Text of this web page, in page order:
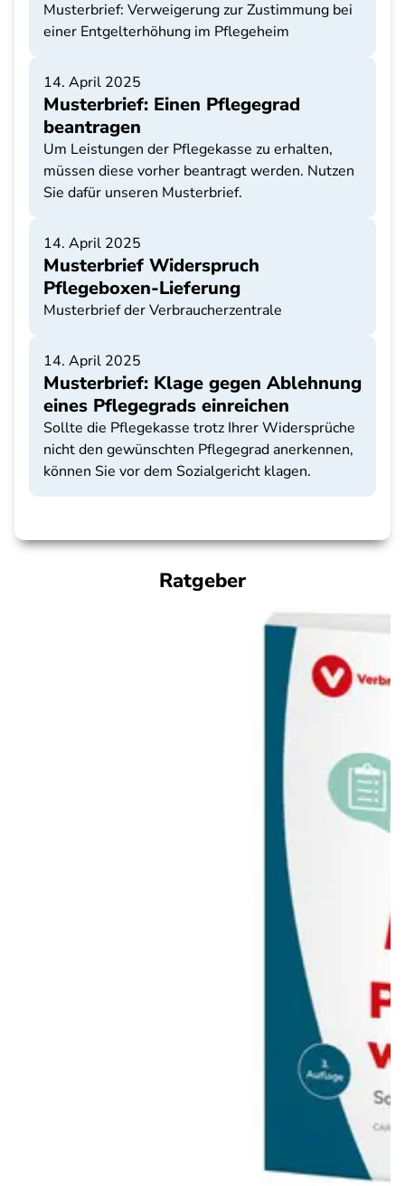
Musterbrief: Verweigerung zur Zustimmung bei
einer Entgelterhöhung im Pflegeheim
14. April 2025
Musterbrief: Einen Pflegegrad
beantragen
Um Leistungen der Pflegekasse zu erhalten,
müssen diese vorher beantragt werden. Nutzen
Sie dafür unseren Musterbrief.
14. April 2025
Musterbrief Widerspruch
Pflegeboxen-Lieferung
Musterbrief der Verbraucherzentrale
14. April 2025
Musterbrief: Klage gegen Ablehnung
eines Pflegegrads einreichen
Sollte die Pflegekasse trotz Ihrer Widersprüche
nicht den gewünschten Pflegegrad anerkennen,
können Sie vor dem Sozialgericht klagen.
Ratgeber